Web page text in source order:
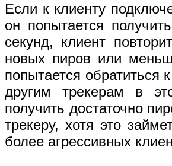
Если к клиенту
он попытается
секунд, клиент
новых пиров или
попытается обратиться
другим трекерам в
получить достаточно
трекеру, хотя это
более агрессивных